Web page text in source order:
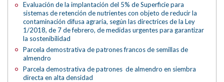
Evaluación de la implantación del 5% de Superficie para
sistemas de retención de nutrientes con objeto de reducir la
contaminación difusa agraria, según las directrices de la Ley
1/2018, de 7 de febrero, de medidas urgentes para garantizar
la sostenibilidad
Parcela demostrativa de patrones francos de semillas de
almendro
Parcela demostrativa de patrones de almendro en siembra
directa en alta densidad